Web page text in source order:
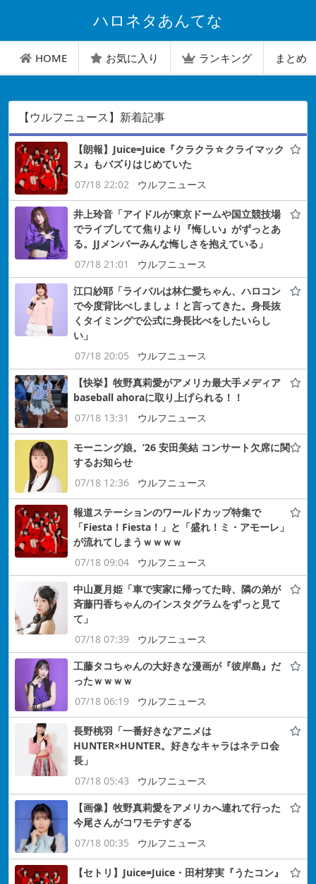
ハロネタあんてな
HOME お気に入り ランキング まとめ
【ウルフニュース】新着記事
【朗報】Juice=Juice『クラクラ☆クライマック
ス』もバズりはじめていた
07/18 22:02
ウルフニュース
井上玲音「アイドルが東京ドームや国立競技場
でライブしてて焦りより『悔しい』がずっとあ
る。JJメンバーみんな悔しさを抱えている」
07/18 21:01
ウルフニュース
江口紗耶「ライバルは林仁愛ちゃん、ハロコン
で今度背比べしましょ！と言ってきた。身長抜
くタイミングで公式に身長比べをしたいらし
い」
07/18 20:05
ウルフニュース
【快挙】牧野真莉愛がアメリカ最大手メディア
baseball ahoraに取り上げられる！！
07/18 13:31
ウルフニュース
モーニング娘。’26 安田美結 コンサート欠席に関
するお知らせ
07/18 12:36
ウルフニュース
報道ステーションのワールドカップ特集で
「Fiesta！Fiesta！」と「盛れ！ミ・アモーレ」
が流れてしまうｗｗｗｗ
07/18 09:04
ウルフニュース
中山夏月姫「車で実家に帰ってた時、隣の弟が
斉藤円香ちゃんのインスタグラムをずっと見て
て」
07/18 07:39
ウルフニュース
工藤タコちゃんの大好きな漫画が『彼岸島』だ
ったｗｗｗｗ
07/18 06:19
ウルフニュース
長野桃羽「一番好きなアニメは
HUNTER×HUNTER。好きなキャラはネテロ会
長」
07/18 05:43
ウルフニュース
【画像】牧野真莉愛をアメリカへ連れて行った
今尾さんがコワモテすぎる
07/18 00:35
ウルフニュース
【セトリ】Juice=Juice・田村芽実『うたコン』